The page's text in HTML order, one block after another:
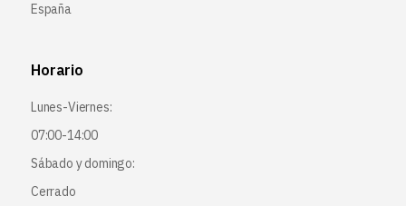
España
Horario
Lunes-Viernes:
07:00-14:00
Sábado y domingo:
Cerrado